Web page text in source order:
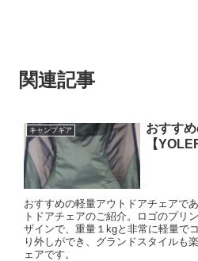
関連記事
キャンプギア
おすす
【
おすすめの軽量アウトドアチェアで
トドアチェアのご紹介。ロゴのプリ
ザインで、重量１kgと非常に軽量で
り外しができ、グランドスタイルも
ェアです。